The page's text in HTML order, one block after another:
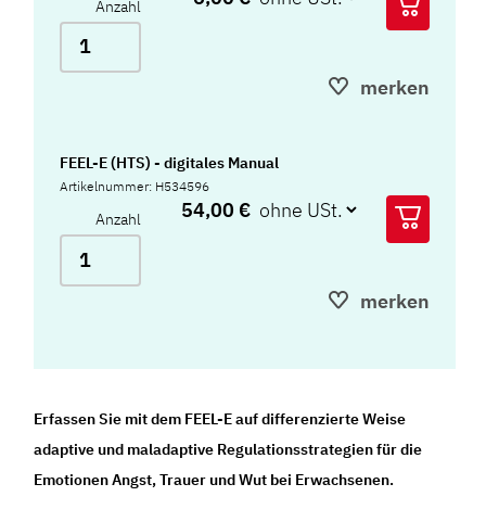
Anzahl
merken
FEEL-E (HTS) - digitales Manual
Artikelnummer: H534596
Anzahl 54,00 €
merken
Erfassen Sie mit dem FEEL-E auf differenzierte Weise
adaptive und maladaptive Regulationsstrategien für die
Emotionen Angst, Trauer und Wut bei Erwachsenen.